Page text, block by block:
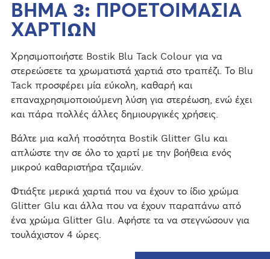
ΒΗΜΑ 3: ΠΡΟΕΤΟΙΜΑΣΙΑ
ΧΑΡΤΙΩΝ
Χρησιμοποιήστε Bostik Blu Tack Colour για να
στερεώσετε τα χρωματιστά χαρτιά στο τραπέζι. Το Blu
Tack προσφέρει μία εύκολη, καθαρή και
επαναχρησιμοποιούμενη λύση για στερέωση, ενώ έχει
και πάρα πολλές άλλες δημιουργικές χρήσεις.
Βάλτε μια καλή ποσότητα Bostik Glitter Glu και
απλώστε την σε όλο το χαρτί με την βοήθεια ενός
μικρού καθαριστήρα τζαμιών.
Φτιάξτε μερικά χαρτιά που να έχουν το ίδιο χρώμα
Glitter Glu και άλλα που να έχουν παραπάνω από
ένα χρώμα Glitter Glu. Αφήστε τα να στεγνώσουν για
τουλάχιστον 4 ώρες.